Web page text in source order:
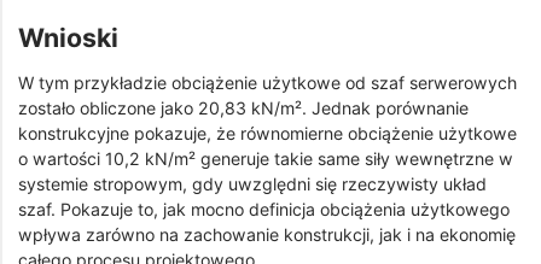
Wnioski
W tym przykładzie obciążenie użytkowe od szaf serwerowych
zostało obliczone jako 20,83 kN/m². Jednak porównanie
konstrukcyjne pokazuje, że równomierne obciążenie użytkowe
o wartości 10,2 kN/m² generuje takie same siły wewnętrzne w
systemie stropowym, gdy uwzględni się rzeczywisty układ
szaf. Pokazuje to, jak mocno definicja obciążenia użytkowego
wpływa zarówno na zachowanie konstrukcji, jak i na ekonomię
całego procesu projektowego.